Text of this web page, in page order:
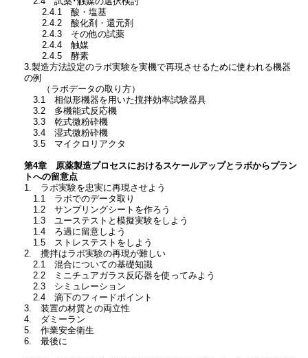
2.4.1 酸・塩基
2.4.2 酸化剤・還元剤
2.4.3 その他の試薬
2.4.4 触媒
2.4.5 酵素
3.製造方法設定のラボ実験を実機で再現させるために使われる機器
の例
（ラボデータの取り方）
3.1 相似形機器を用いた撹拌効率試験器具
3.2 多機能式反応機
3.3 乾式微粉砕機
3.4 湿式微粉砕機
3.5 マイクロリアクタ
第4章 原薬製造プロセスにおけるスケールアップとラボからプラン
トへの留意点
1. ラボ実験を忠実に再現させよう
1.1 ラボでのデータ取り
1.2 サンプリングシートを作ろう
1.3 ユーステストと模擬実験をしよう
1.4 ろ過に留意しよう
1.5 ストレステストをしよう
2. 攪拌はラボ実験の再現が難しい
2.1 混合についての基礎知識
2.2 ミニチュアガラス反応器を使ってみよう
2.3 シミュレーション
2.4 滴下のフィードポイント
3. 装置の材質との両立性
4. ダミーラン
5. 作業安全衛生
6. 最後に